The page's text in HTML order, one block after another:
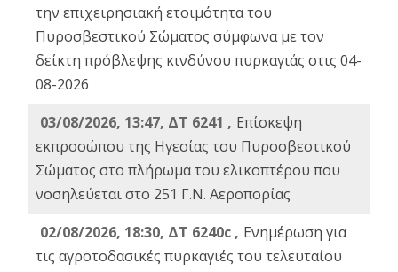
την επιχειρησιακή ετοιμότητα του
Πυροσβεστικού Σώματος σύμφωνα με τον
δείκτη πρόβλεψης κινδύνου πυρκαγιάς στις 04-
08-2026
03/08/2026, 13:47, ΔΤ 6241 , Επίσκεψη
εκπροσώπου της Ηγεσίας του Πυροσβεστικού
Σώματος στο πλήρωμα του ελικοπτέρου που
νοσηλεύεται στο 251 Γ.Ν. Αεροπορίας
02/08/2026, 18:30, ΔΤ 6240c , Ενημέρωση για
τις αγροτοδασικές πυρκαγιές του τελευταίου